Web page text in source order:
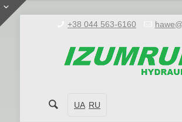
+38 044 563-6160
UA RU